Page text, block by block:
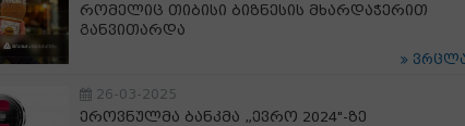
რომელიც თიბისი ბიზნესის მხარდაჭერით
განვითარდა
26-03-2025
ეროვნულმა ბანკმა „ევრო 2024"-ზე